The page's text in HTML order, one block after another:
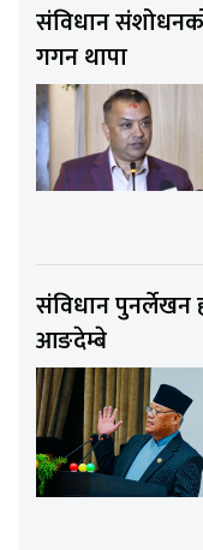
संविधान
गगन थापा
संविधान पुनर्लेखन
आङदेम्बे